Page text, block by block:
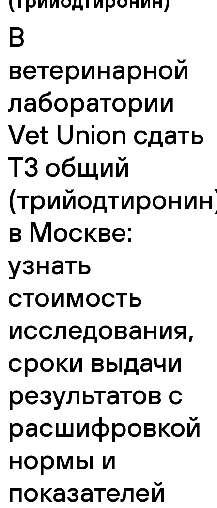
В
ветеринарной
лаборатории
Vet Union сдать
Т3 общий
в Москве:
узнать
стоимость
исследования,
сроки выдачи
результатов с
расшифровкой
нормы и
показателей